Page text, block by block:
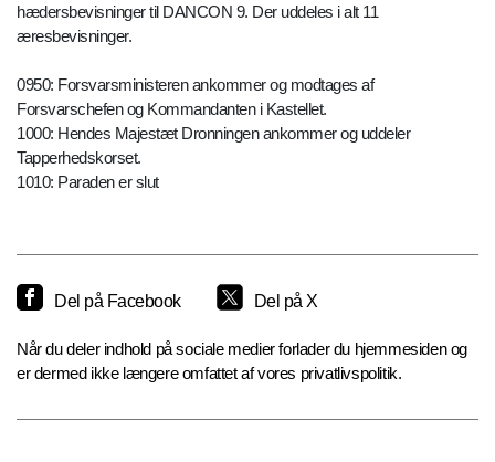
hædersbevisninger til DANCON 9. Der uddeles i alt 11
æresbevisninger.
0950: Forsvarsministeren ankommer og modtages af
Forsvarschefen og Kommandanten i Kastellet.
1000: Hendes Majestæt Dronningen ankommer og uddeler
Tapperhedskorset.
1010: Paraden er slut
Del på Facebook Del på X
Når du deler indhold på sociale medier forlader du hjemmesiden og
er dermed ikke længere omfattet af vores privatlivspolitik.